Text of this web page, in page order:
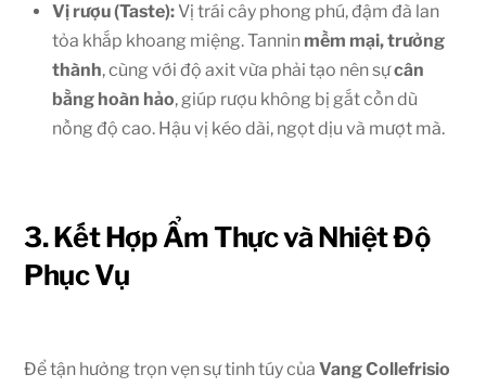
Vị rượu (Taste):Vị trái cây phong phú, đậm đà lan
tỏa khắp khoang miệng. Tannin mềm mại, trưởng
thành, cùng với độ axit vừa phải tạo nên sựcân
bằng hoàn hảo, giúp rượu không bị gắt cồn dù
nồng độ cao. Hậu vị kéo dài, ngọt dịu và mượt mà.
3. Kết Hợp Ẩm Thực và Nhiệt Độ
Phục Vụ
Để tận hưởng trọn vẹn sự tinh túy củaVang Collefrisio